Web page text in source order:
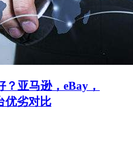
亚马逊，eBay，
优劣对比